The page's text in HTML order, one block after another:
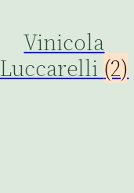
Vinicola
Luccarelli (2)